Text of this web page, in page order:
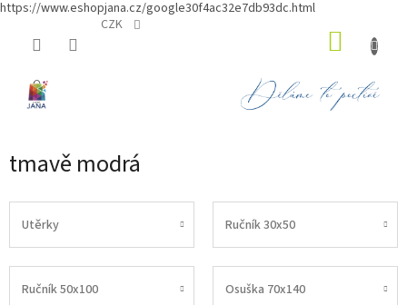
https://www.eshopjana.cz/google30f4ac32e7db93dc.html
CZK
tmavě modrá
Utěrky Ručník 30x50
Ručník 50x100 Osuška 70x140